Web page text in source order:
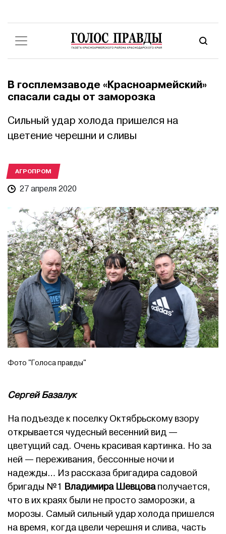
В госплемзаводе «Красноармейский»
спасали сады от заморозка
Сильный удар холода пришелся на
цветение черешни и сливы
АГРОПРОМ
27 апреля 2020
Фото "Голоса правды"
Сергей Базалук
На подъезде к поселку Октябрьскому взору
открывается чудесный весенний вид —
цветущий сад. Очень красивая картинка. Но за
ней — переживания, бессонные ночи и
надежды… Из рассказа бригадира садовой
бригады №1 Владимира Шевцоваполучается,
что в их краях были не просто заморозки, а
морозы. Самый сильный удар холода пришелся
на время, когда цвели черешня и слива, часть